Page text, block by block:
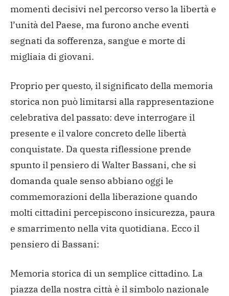
momenti decisivi nel percorso verso la libertà e
l’unità del Paese, ma furono anche eventi
segnati da sofferenza, sangue e morte di
migliaia di giovani.
Proprio per questo, il significato della memoria
storica non può limitarsi alla rappresentazione
celebrativa del passato: deve interrogare il
presente e il valore concreto delle libertà
conquistate. Da questa riflessione prende
spunto il pensiero di Walter Bassani, che si
domanda quale senso abbiano oggi le
commemorazioni della liberazione quando
molti cittadini percepiscono insicurezza, paura
e smarrimento nella vita quotidiana. Ecco il
pensiero di Bassani:
Memoria storica di un semplice cittadino. La
piazza della nostra città è il simbolo nazionale